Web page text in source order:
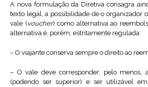
A nova formulação da Diretiva consagra
texto legal, a possibilidade de o organizador
vale (voucher) como alternativa ao
alternativa é, porém, estritamente regulada:
– O viajante conserva sempre o direito ao
– O vale deve corresponder, pelo menos,
(podendo ser superior) e ser utilizável